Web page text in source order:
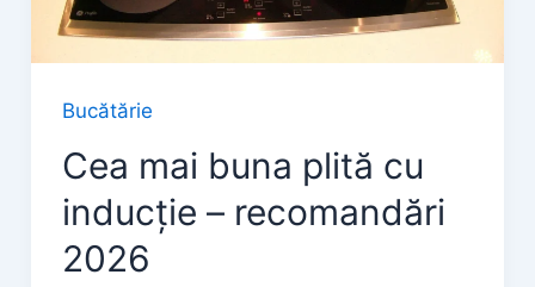
Bucătărie
Cea mai buna plită cu
inducție – recomandări
2026